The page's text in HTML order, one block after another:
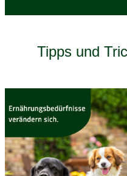
Tipps und